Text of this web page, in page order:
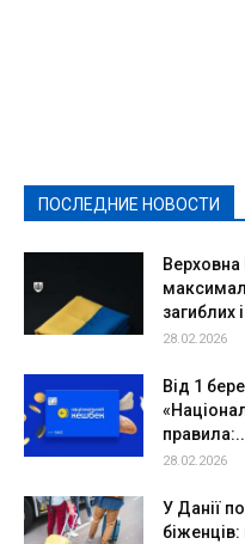
ПОСЛЕДНИЕ НОВОСТИ
загиблих
28.02.2026
Від 1
28.02.2026
У Данії